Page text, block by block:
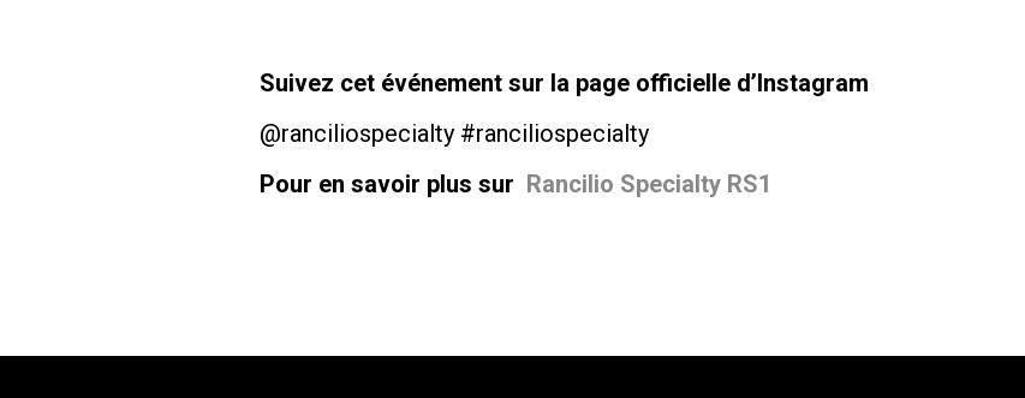
Suivez cet événement sur la page officielle d’Instagram
@ranciliospecialty #ranciliospecialty
Pour en savoir plus sur Rancilio Specialty RS1